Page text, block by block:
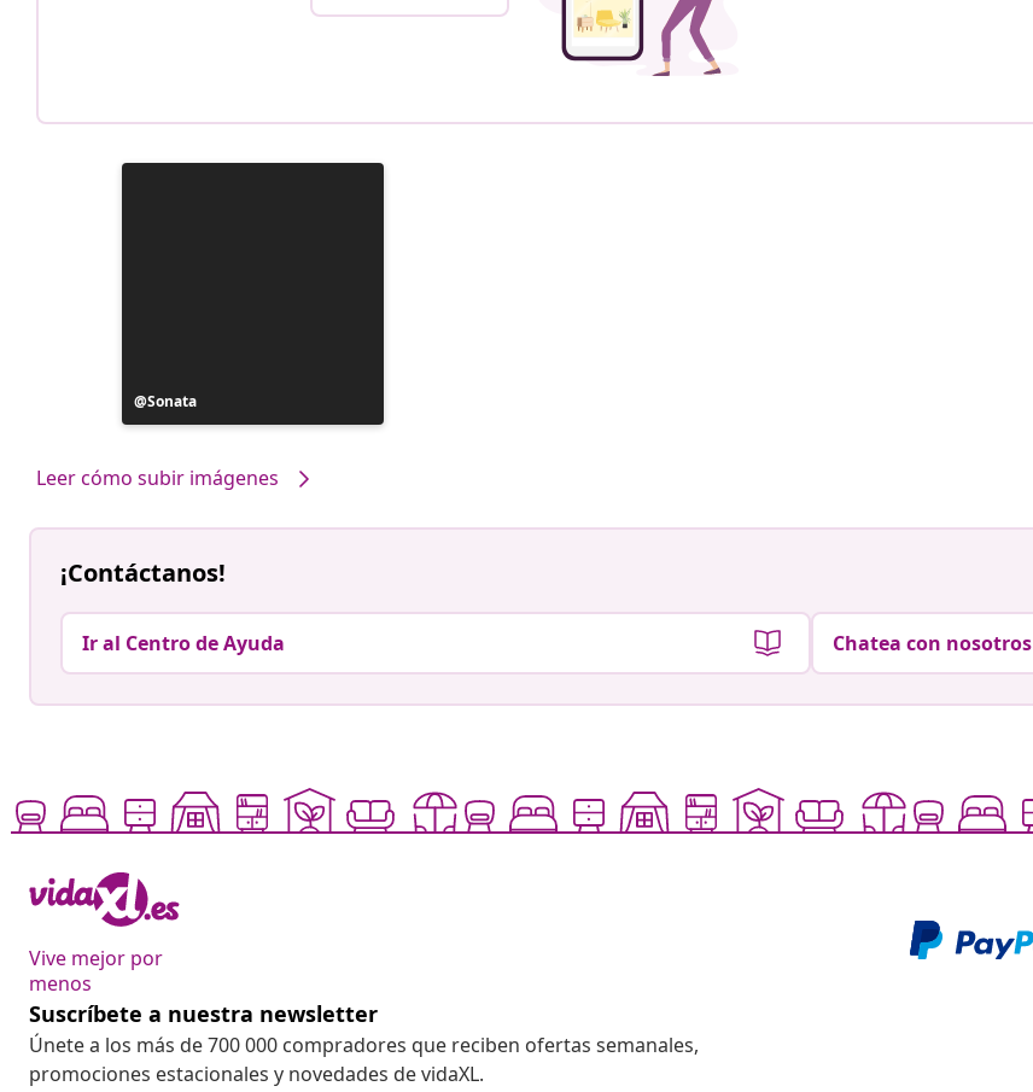
Publicación
realizada
Sonata
Leer cómo subir imágenes
¡Contáctanos!
Ir al Centro de Ayuda Chatea con nosotros
Vive mejor por
menos
Suscríbete a nuestra newsletter
Únete a los más de 700 000 compradores que reciben ofertas semanales,
promociones estacionales y novedades de vidaXL.